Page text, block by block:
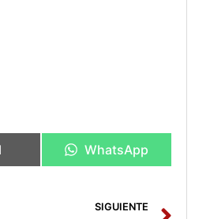
WhatsApp
SIGUIENTE